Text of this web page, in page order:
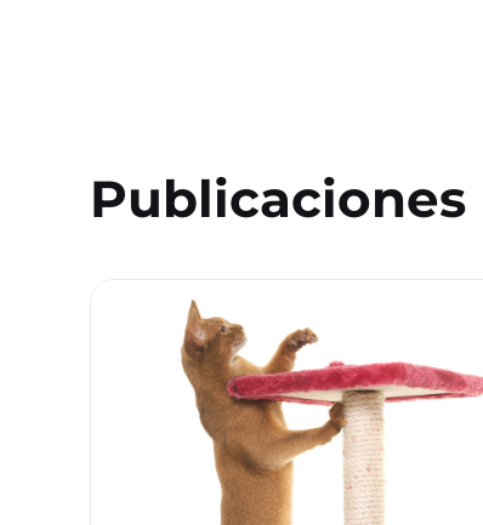
Publicaciones